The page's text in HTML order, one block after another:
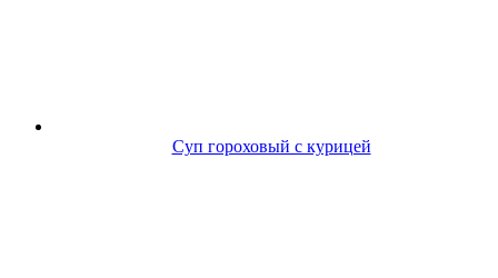
Суп гороховый с курицей